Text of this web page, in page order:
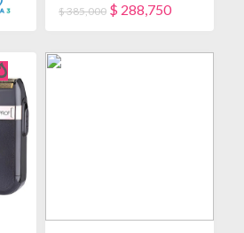
$ 385,000 $ 288,750